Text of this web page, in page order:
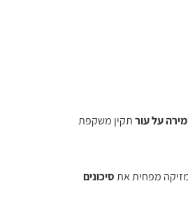
על עורתקין משקפת
מזיקה מפחית אתסיכונים